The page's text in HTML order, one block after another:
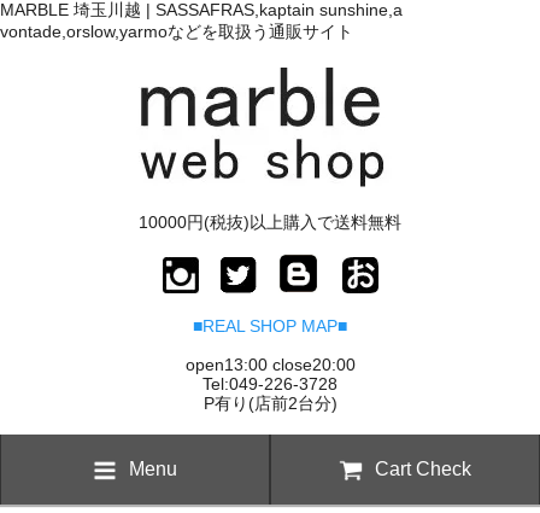
MARBLE 埼玉川越 | SASSAFRAS,kaptain sunshine,a
vontade,orslow,yarmoなどを取扱う通販サイト
10000円(税抜)以上購入で送料無料
■REAL SHOP MAP■
open13:00 close20:00
Tel:049-226-3728
P有り(店前2台分)
Menu Cart Check